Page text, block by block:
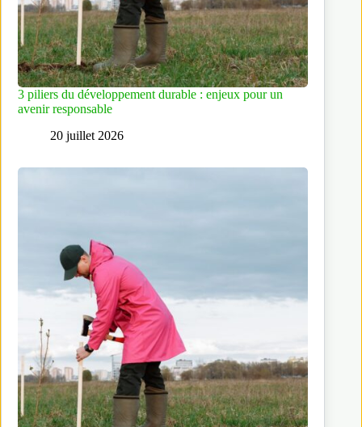
3 piliers du développement durable : enjeux pour un
avenir responsable
20 juillet 2026